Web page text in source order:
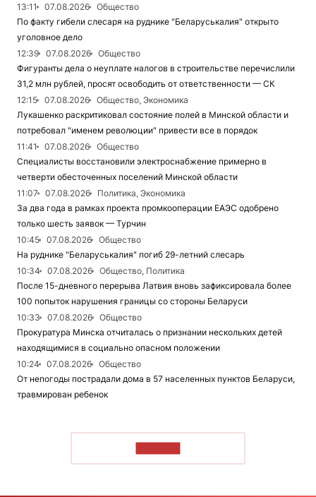
13:11
07.08.2026
Общество
По факту гибели слесаря на руднике "Беларуськалия" открыто
уголовное дело
12:39
07.08.2026
Общество
Фигуранты дела о неуплате налогов в строительстве перечислили
31,2 млн рублей, просят освободить от ответственности — СК
12:15
07.08.2026
Общество, Экономика
Лукашенко раскритиковал состояние полей в Минской области и
потребовал "именем революции" привести все в порядок
11:41
07.08.2026
Общество
Специалисты восстановили электроснабжение примерно в
четверти обесточенных поселений Минской области
11:07
07.08.2026
Политика, Экономика
За два года в рамках проекта промкооперации ЕАЭС одобрено
только шесть заявок — Турчин
10:45
07.08.2026
Общество
На руднике "Беларуськалия" погиб 29-летний слесарь
10:34
07.08.2026
Общество, Политика
После 15-дневного перерыва Латвия вновь зафиксировала более
100 попыток нарушения границы со стороны Беларуси
10:33
07.08.2026
Общество
Прокуратура Минска отчиталась о признании нескольких детей
находящимися в социально опасном положении
10:24
07.08.2026
Общество
От непогоды пострадали дома в 57 населенных пунктов Беларуси,
травмирован ребенок